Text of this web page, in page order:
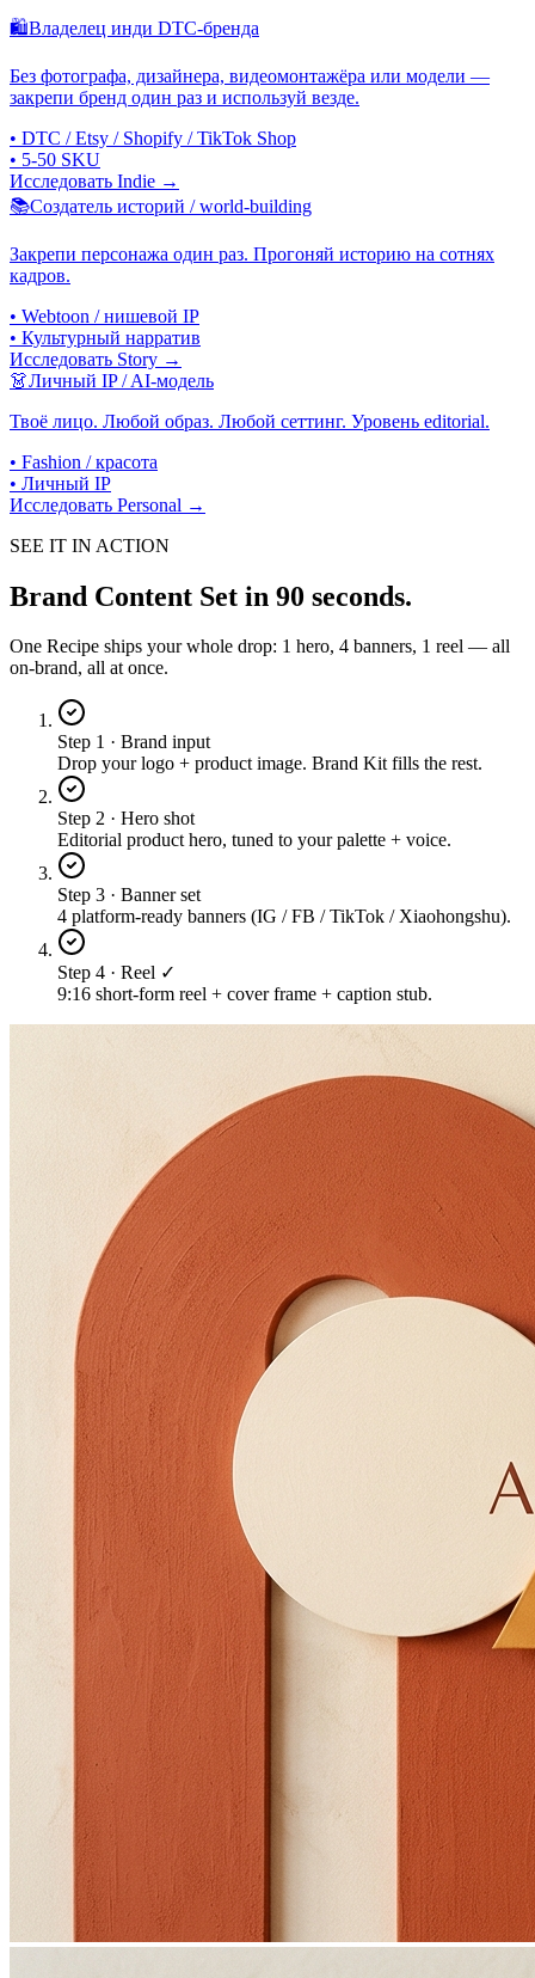
🛍Владелец инди DTC-бренда
Без фотографа, дизайнера, видеомонтажёра или модели —
закрепи бренд один раз и используй везде.
• DTC / Etsy / Shopify / TikTok Shop
• 5-50 SKU
Исследовать Indie →
📚Создатель историй / world-building
Закрепи персонажа один раз. Прогоняй историю на сотнях
кадров.
• Webtoon / нишевой IP
• Культурный нарратив
Исследовать Story →
👗Личный IP / AI-модель
Твоё лицо. Любой образ. Любой сеттинг. Уровень editorial.
• Fashion / красота
• Личный IP
Исследовать Personal →
SEE IT IN ACTION
Brand Content Set in 90 seconds.
One Recipe ships your whole drop: 1 hero, 4 banners, 1 reel — all
on-brand, all at once.
Step 1 · Brand input
Drop your logo + product image. Brand Kit fills the rest.
Step 2 · Hero shot
Editorial product hero, tuned to your palette + voice.
Step 3 · Banner set
4 platform-ready banners (IG / FB / TikTok / Xiaohongshu).
Step 4 · Reel ✓
9:16 short-form reel + cover frame + caption stub.